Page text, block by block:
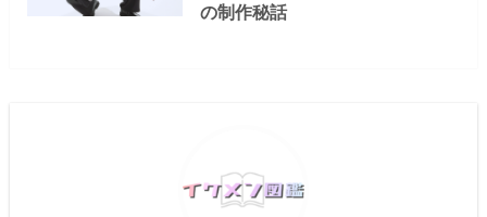
の制作秘話